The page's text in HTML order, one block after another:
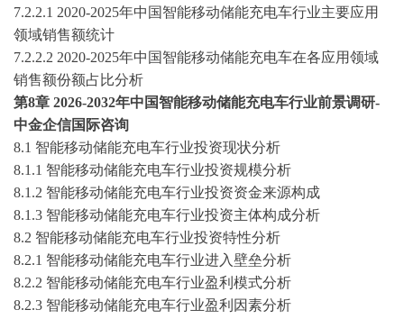
7.2.2.1 2020-2025年中国 智能移动储能充电车行业主要应用
领域销售额统计
7.2.2.2 2020-2025年中国 智能移动储能充电车在各应用领域
销售额份额占比分析
第8章 2026-2032年中国智能移动储能充电车行业前景调研-
中金企信国际咨询
8.1 智能移动储能充电车行业投资现状分析
8.1.1 智能移动储能充电车行业投资规模分析
8.1.2 智能移动储能充电车行业投资资金来源构成
8.1.3 智能移动储能充电车行业投资主体构成分析
8.2 智能移动储能充电车行业投资特性分析
8.2.1 智能移动储能充电车行业进入壁垒分析
8.2.2 智能移动储能充电车行业盈利模式分析
8.2.3 智能移动储能充电车行业盈利因素分析